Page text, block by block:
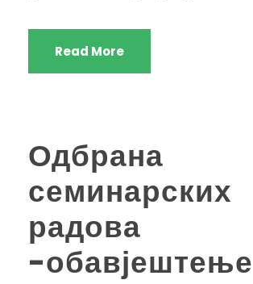
Read More
Одбрана
семинарских
радова
-обавјештење